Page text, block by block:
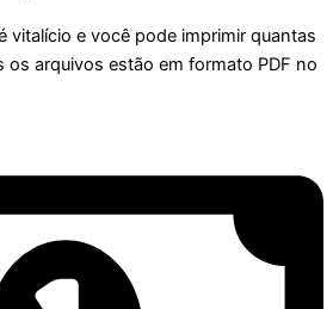
vitalício e você pode imprimir quantas
arquivos estão em formato PDF no